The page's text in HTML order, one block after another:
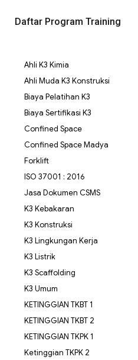
Daftar Program Training
Ahli K3 Kimia
Ahli Muda K3 Konstruksi
Biaya Pelatihan K3
Biaya Sertifikasi K3
Confined Space
Confined Space Madya
Forklift
ISO 37001 : 2016
Jasa Dokumen CSMS
K3 Kebakaran
K3 Konstruksi
K3 Lingkungan Kerja
K3 Listrik
K3 Scaffolding
K3 Umum
KETINGGIAN TKBT 1
KETINGGIAN TKBT 2
KETINGGIAN TKPK 1
Ketinggian TKPK 2